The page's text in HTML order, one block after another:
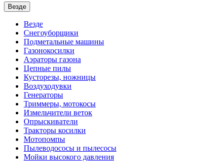
Везде
Везде
Снегоуборщики
Подметальные машины
Газонокосилки
Аэраторы газона
Цепные пилы
Кусторезы, ножницы
Воздуходувки
Генераторы
Триммеры, мотокосы
Измельчители веток
Опрыскиватели
Тракторы косилки
Мотопомпы
Пылеводососы и пылесосы
Мойки высокого давления